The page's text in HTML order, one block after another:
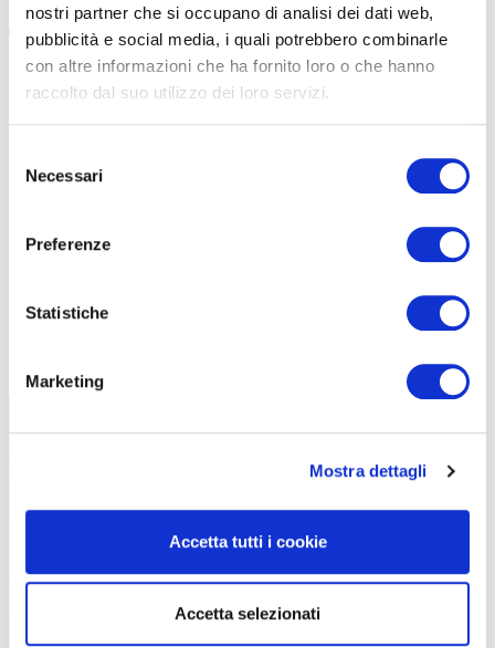
nostri partner che si occupano di analisi dei dati web,
pubblicità e social media, i quali potrebbero combinarle
con altre informazioni che ha fornito loro o che hanno
raccolto dal suo utilizzo dei loro servizi.
delNecessari
Preferenze
Statistiche
Marketing
Mostra dettagli
Accetta tutti i cookie
Accetta selezionati
PROPOSTE